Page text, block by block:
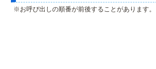
※お呼び出しの順番が前後することがあります。